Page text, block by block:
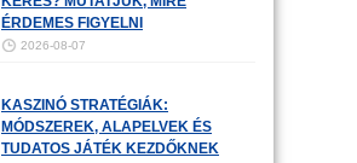
ÉRDEMES FIGYELNI
2026-08-07
KASZINÓ STRATÉGIÁK:
MÓDSZEREK, ALAPELVEK ÉS
TUDATOS JÁTÉK KEZDŐKNEK